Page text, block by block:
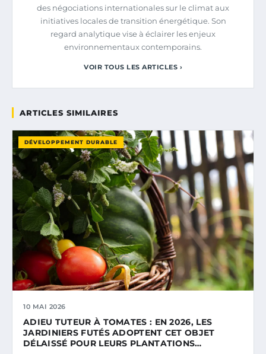
des négociations internationales sur le climat aux
initiatives locales de transition énergétique. Son
regard analytique vise à éclairer les enjeux
environnementaux contemporains.
VOIR TOUS LES ARTICLES ›
ARTICLES SIMILAIRES
DÉVELOPPEMENT DURABLE
10 MAI 2026
ADIEU TUTEUR À TOMATES : EN 2026, LES
JARDINIERS FUTÉS ADOPTENT CET OBJET
DÉLAISSÉ POUR LEURS PLANTATIONS…